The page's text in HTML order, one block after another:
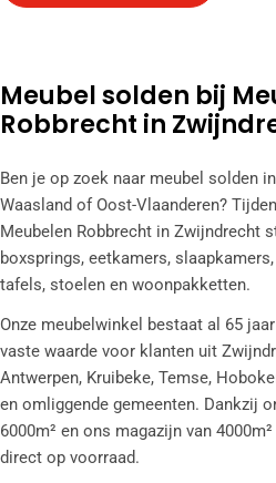
Meubel solden bij
Robbrecht in
Ben je op zoek naar meubel solden
Waasland of Oost-Vlaanderen?
Meubelen Robbrecht in Zwijndrecht
boxsprings, eetkamers,
tafels, stoelen en woonpakketten.
Onze meubelwinkel bestaat al 65
vaste waarde voor klanten uit
Antwerpen, Kruibeke, Temse,
en omliggende gemeenten. Dankzij
6000m² en ons magazijn van
direct op voorraad.